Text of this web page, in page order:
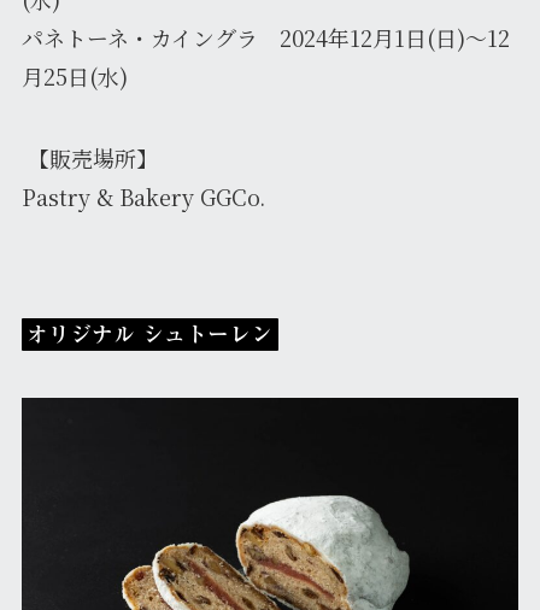
パネトーネ・カイングラ 2024年12月1日(日)～12
月25日(水)
【販売場所】
Pastry & Bakery GGCo.
オリジナル シュトーレン